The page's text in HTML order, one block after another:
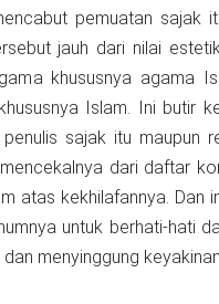
pemuatan sajak
jauh dari nilai
khususnya agama
Islam. Ini butir
sajak itu maupun
dari daftar
atas kekhilafannya. Dan
untuk berhati-hati
menyinggung